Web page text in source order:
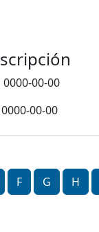
0000-00-00
0000-00-00
F G H